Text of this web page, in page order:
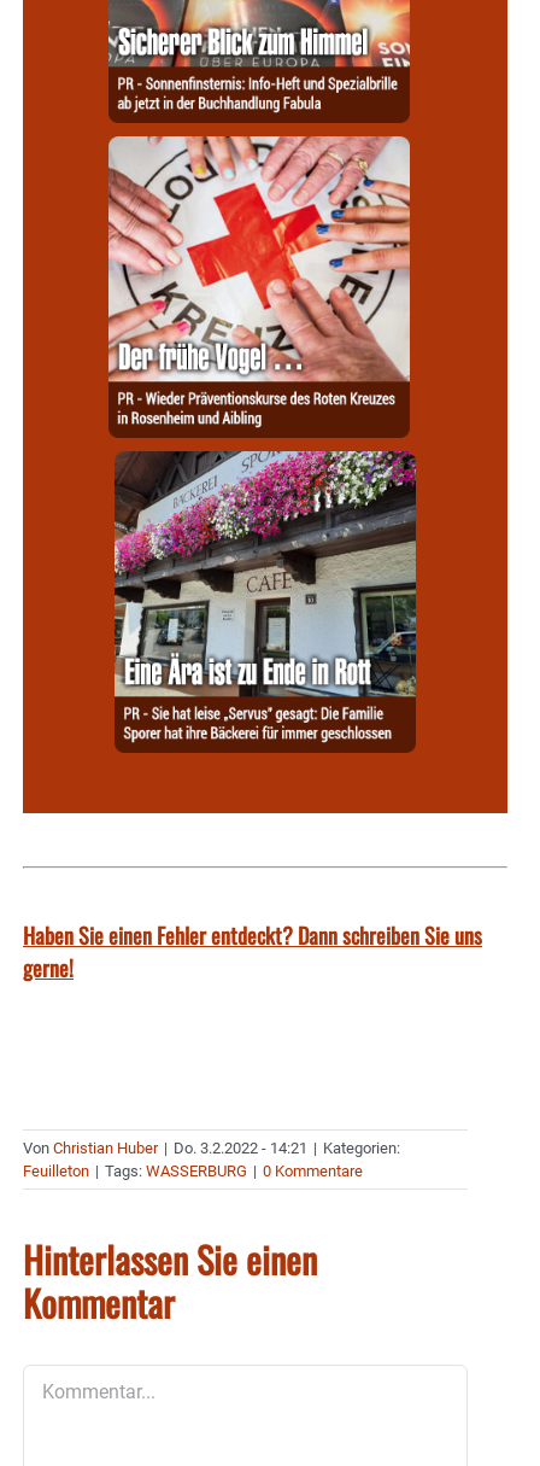
Haben Sie einen Fehler entdeckt? Dann schreiben Sie uns
gerne!
Von Christian Huber | Do. 3.2.2022 - 14:21 | Kategorien:
Feuilleton | Tags: WASSERBURG | 0 Kommentare
Hinterlassen Sie einen
Kommentar